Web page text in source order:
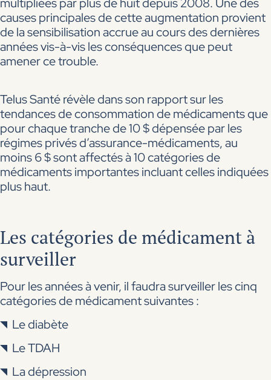
causes principales de cette augmentation provient
de la sensibilisation accrue au cours des dernières
années vis-à-vis les conséquences que peut
amener ce trouble.
Telus Santé révèle dans son rapport sur les
tendances de consommation de médicaments que
pour chaque tranche de 10 $ dépensée par les
régimes privés d’assurance-médicaments, au
moins 6 $ sont affectés à 10 catégories de
médicaments importantes incluant celles indiquées
plus haut.
Les catégories de médicament à
surveiller
Pour les années à venir, il faudra surveiller les cinq
catégories de médicament suivantes :
Le diabète
Le TDAH
La dépression